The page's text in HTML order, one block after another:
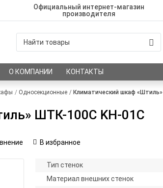
Официальный интернет-магазин
производителя
О КОМПАНИИ КОНТАКТЫ
Односекционные Климатический шкаф
ШТК-100С KН-01С
В избранное
Тип стенок
Материал внешних стенок